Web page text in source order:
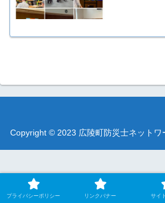
Copyright © 2023 広陵町防災士ネットワ
プライバシーポリシー リンクバナー サイ